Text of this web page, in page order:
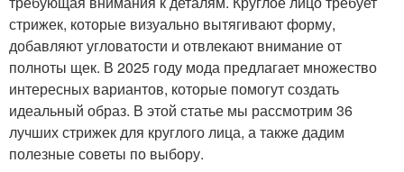
стрижек, которые визуально вытягивают форму,
добавляют угловатости и отвлекают внимание от
полноты щек. В 2025 году мода предлагает множество
интересных вариантов, которые помогут создать
идеальный образ. В этой статье мы рассмотрим 36
лучших стрижек для круглого лица, а также дадим
полезные советы по выбору.